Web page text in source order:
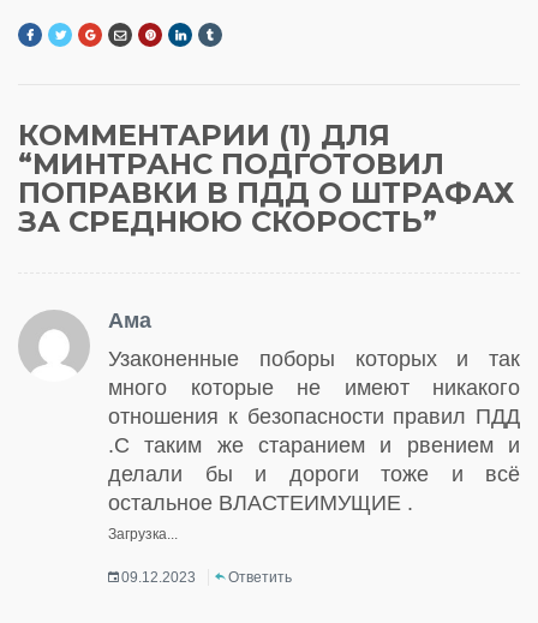
КОММЕНТАРИИ (1) ДЛЯ
“МИНТРАНС ПОДГОТОВИЛ
ПОПРАВКИ В ПДД О ШТРАФАХ
ЗА СРЕДНЮЮ СКОРОСТЬ”
Ама
Узаконенные поборы которых и так
много которые не имеют никакого
отношения к безопасности правил ПДД
.С таким же старанием и рвением и
делали бы и дороги тоже и всё
остальное ВЛАСТЕИМУЩИЕ .
Загрузка...
09.12.2023 Ответить